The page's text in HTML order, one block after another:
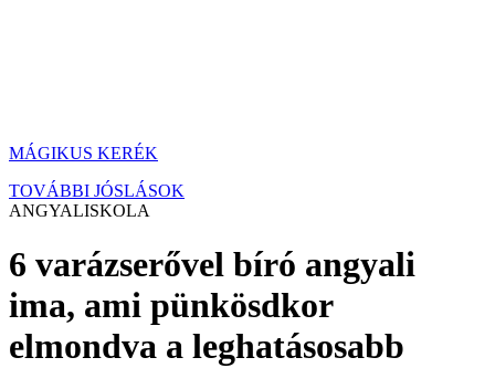
MÁGIKUS KERÉK
TOVÁBBI JÓSLÁSOK
ANGYALISKOLA
6 varázserővel bíró angyali
ima, ami pünkösdkor
elmondva a leghatásosabb